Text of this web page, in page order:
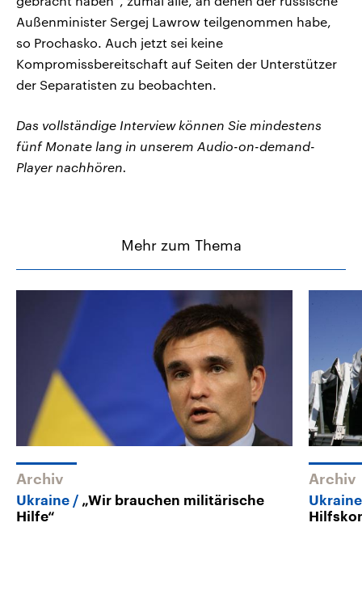
Außenminister Sergej Lawrow teilgenommen habe,
so Prochasko. Auch jetzt sei keine
Kompromissbereitschaft auf Seiten der Unterstützer
der Separatisten zu beobachten.
Das vollständige Interview können Sie mindestens
fünf Monate lang in unserem Audio-on-demand-
Player nachhören.
Mehr zum Thema
Archiv
Ukraine
„Wir brauchen militärische
Hilfe“
Archiv